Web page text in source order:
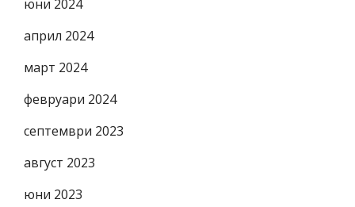
юни 2024
април 2024
март 2024
февруари 2024
септември 2023
август 2023
юни 2023